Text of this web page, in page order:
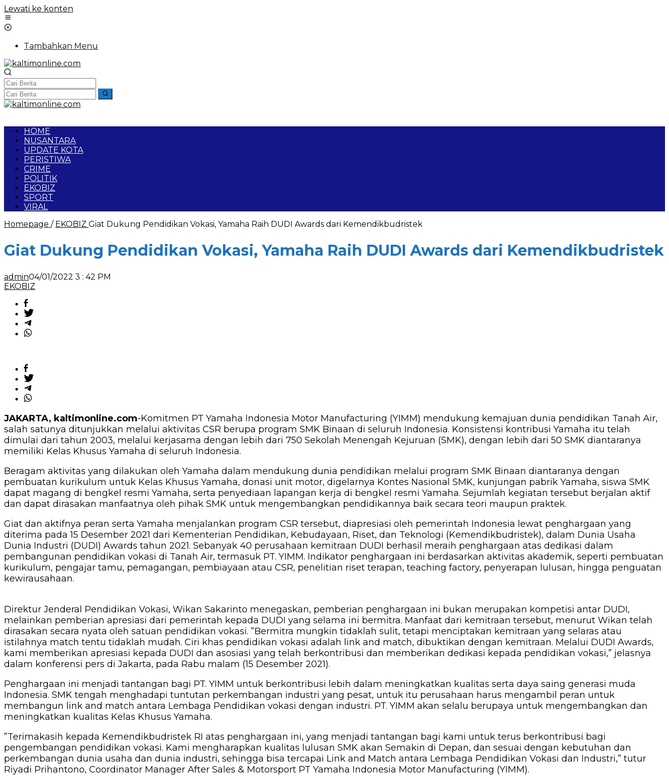
Lewati ke konten
Tambahkan Menu
HOME
NUSANTARA
UPDATE KOTA
PERISTIWA
CRIME
POLITIK
EKOBIZ
SPORT
VIRAL
Homepage / EKOBIZ Giat Dukung Pendidikan Vokasi, Yamaha Raih DUDI Awards dari Kemendikbudristek
Giat Dukung Pendidikan Vokasi, Yamaha Raih DUDI Awards dari Kemendikbudristek
admin04/01/2022 3 : 42 PM
EKOBIZ
JAKARTA, kaltimonline.com-Komitmen PT Yamaha Indonesia Motor Manufacturing (YIMM) mendukung kemajuan dunia pendidikan Tanah Air,
salah satunya ditunjukkan melalui aktivitas CSR berupa program SMK Binaan di seluruh Indonesia. Konsistensi kontribusi Yamaha itu telah
dimulai dari tahun 2003, melalui kerjasama dengan lebih dari 750 Sekolah Menengah Kejuruan (SMK), dengan lebih dari 50 SMK diantaranya
memiliki Kelas Khusus Yamaha di seluruh Indonesia.
Beragam aktivitas yang dilakukan oleh Yamaha dalam mendukung dunia pendidikan melalui program SMK Binaan diantaranya dengan
pembuatan kurikulum untuk Kelas Khusus Yamaha, donasi unit motor, digelarnya Kontes Nasional SMK, kunjungan pabrik Yamaha, siswa SMK
dapat magang di bengkel resmi Yamaha, serta penyediaan lapangan kerja di bengkel resmi Yamaha. Sejumlah kegiatan tersebut berjalan aktif
dan dapat dirasakan manfaatnya oleh pihak SMK untuk mengembangkan pendidikannya baik secara teori maupun praktek.
Giat dan aktifnya peran serta Yamaha menjalankan program CSR tersebut, diapresiasi oleh pemerintah Indonesia lewat penghargaan yang
diterima pada 15 Desember 2021 dari Kementerian Pendidikan, Kebudayaan, Riset, dan Teknologi (Kemendikbudristek), dalam Dunia Usaha
Dunia Industri (DUDI) Awards tahun 2021. Sebanyak 40 perusahaan kemitraan DUDI berhasil meraih penghargaan atas dedikasi dalam
pembangunan pendidikan vokasi di Tanah Air, termasuk PT. YIMM. Indikator penghargaan ini berdasarkan aktivitas akademik, seperti pembuatan
kurikulum, pengajar tamu, pemagangan, pembiayaan atau CSR, penelitian riset terapan, teaching factory, penyerapan lulusan, hingga penguatan
kewirausahaan.
Direktur Jenderal Pendidikan Vokasi, Wikan Sakarinto menegaskan, pemberian penghargaan ini bukan merupakan kompetisi antar DUDI,
melainkan pemberian apresiasi dari pemerintah kepada DUDI yang selama ini bermitra. Manfaat dari kemitraan tersebut, menurut Wikan telah
dirasakan secara nyata oleh satuan pendidikan vokasi. ”Bermitra mungkin tidaklah sulit, tetapi menciptakan kemitraan yang selaras atau
istilahnya match tentu tidaklah mudah. Ciri khas pendidikan vokasi adalah link and match, dibuktikan dengan kemitraan. Melalui DUDI Awards,
kami memberikan apresiasi kepada DUDI dan asosiasi yang telah berkontribusi dan memberikan dedikasi kepada pendidikan vokasi,” jelasnya
dalam konferensi pers di Jakarta, pada Rabu malam (15 Desember 2021).
Penghargaan ini menjadi tantangan bagi PT. YIMM untuk berkontribusi lebih dalam meningkatkan kualitas serta daya saing generasi muda
Indonesia. SMK tengah menghadapi tuntutan perkembangan industri yang pesat, untuk itu perusahaan harus mengambil peran untuk
membangun link and match antara Lembaga Pendidikan vokasi dengan industri. PT. YIMM akan selalu berupaya untuk mengembangkan dan
meningkatkan kualitas Kelas Khusus Yamaha.
”Terimakasih kepada Kemendikbudristek RI atas penghargaan ini, yang menjadi tantangan bagi kami untuk terus berkontribusi bagi
pengembangan pendidikan vokasi. Kami mengharapkan kualitas lulusan SMK akan Semakin di Depan, dan sesuai dengan kebutuhan dan
perkembangan dunia usaha dan dunia industri, sehingga bisa tercapai Link and Match antara Lembaga Pendidikan Vokasi dan Industri,” tutur
Riyadi Prihantono, Coordinator Manager After Sales & Motorsport PT Yamaha Indonesia Motor Manufacturing (YIMM).